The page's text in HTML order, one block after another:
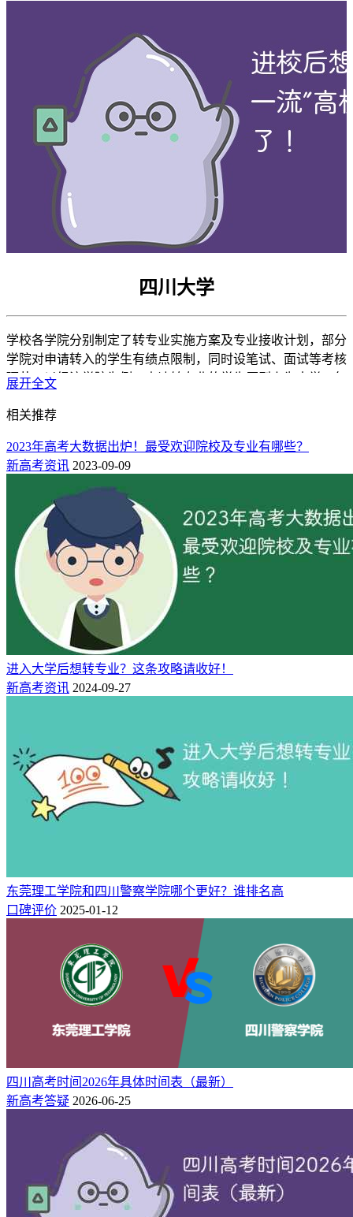
四川大学
学校各学院分别制定了转专业实施方案及专业接收计划，部分
学院对申请转入的学生有绩点限制，同时设笔试、面试等考核
环节。以经济学院为例，申请转专业的学生原则上为大学一年
愿，获准转专业的学生不得放弃转专业资格，学生在校期间只
须达到 3.50，院内学生申请转专业必修课学分绩点须达到
3.00。提出转专业申请的学生，须通过经济学院的综合成绩考
核，方能录取。综合成绩考核内容分为三个部分：学业成绩、
笔试成绩和面试成绩。
原文链接：https://jwc.scu.edu.cn/info/1081/9065.htm（复制链接到
浏览器即可打开）
电子科技大学
学生在校期间共有两次转专业的机会，分别在大一学期末和大
二学期末。学生可以在大类里面转专业，也可以跨出大类，转
专业。转专业的原则为：转出学院无限制，转入学院有要求。
https://mp.weixin.qq.com/s/5jecSMMoDZUrok41nXBZxg（复制
链接到浏览器即可打开）
西南交通大学
秋季学期选课开始前，学校统一公布下一年度学院转专业实施
细则，学生可根据要求选择修读拟转入专业准入课程。秋季学
期第一周，各学院应根据学科专业特点，对申请转专业学生进
行全面考核，将考核结果通过学院网进行公示。
原文链接：
http://jwc.swjtu.edu.cn/vatuu/WebAction?
西南财经大学
根据学校规定，申请转专业的学生须修读完人才培养方案规定
的第一学年全部课程。平均学分绩点按第一次总评成绩计算。
申请缓考后暂未 取得期末考试成绩的课程，转专业时期末成
绩按零分计算。学院由有关人员组成考核小组，对拟转入的学
生进行综合考评。考评成绩公示后，根据考评 成绩对拟转入
展开全文
相关推荐
2023年高考大数据出炉！最受欢迎院校及专业有哪些？
新高考资讯 2023-09-09
进入大学后想转专业？这条攻略请收好！
新高考资讯 2024-09-27
东莞理工学院和四川警察学院哪个更好？谁排名高
口碑评价 2025-01-12
四川高考时间2026年具体时间表（最新）
新高考答疑 2026-06-25